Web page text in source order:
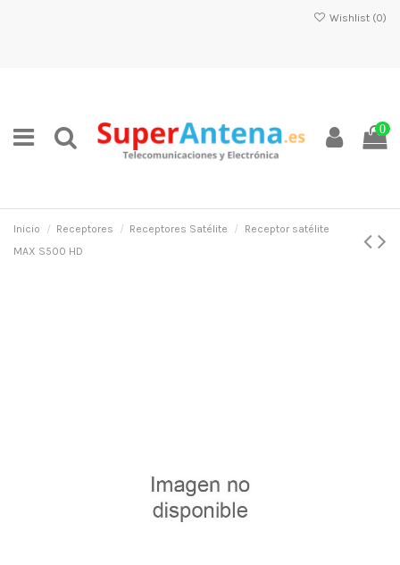
Wishlist (0)
0
Inicio Receptores Receptores Satélite
Receptor satélite
MAX S500 HD